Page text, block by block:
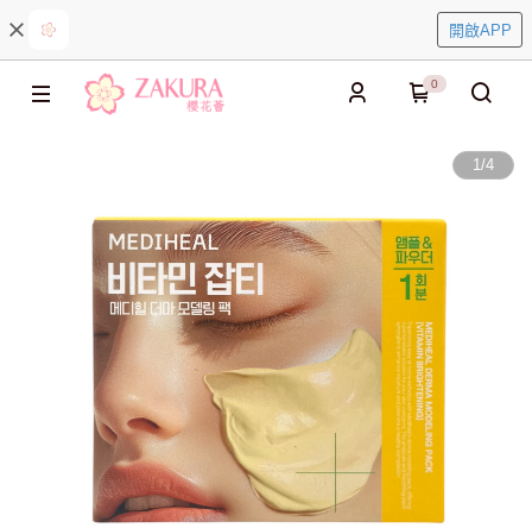
開啟APP
0
1/4